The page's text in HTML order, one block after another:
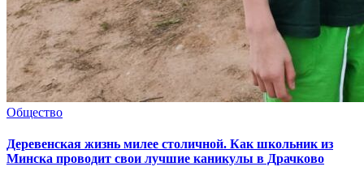
Общество
Деревенская жизнь милее столичной. Как школьник из
Минска проводит свои лучшие каникулы в Драчково